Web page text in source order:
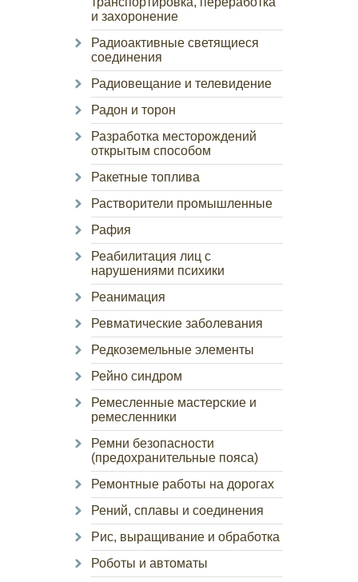
и захоронение
Радиоактивные светящиеся
соединения
Радиовещание и телевидение
Радон и торон
Разработка месторождений
открытым способом
Ракетные топлива
Растворители промышленные
Рафия
Реабилитация лиц с
нарушениями психики
Реанимация
Ревматические заболевания
Редкоземельные элементы
Рейно синдром
Ремесленные мастерские и
ремесленники
Ремни безопасности
(предохранительные пояса)
Ремонтные работы на дорогах
Рений, сплавы и соединения
Рис, выращивание и обработка
Роботы и автоматы